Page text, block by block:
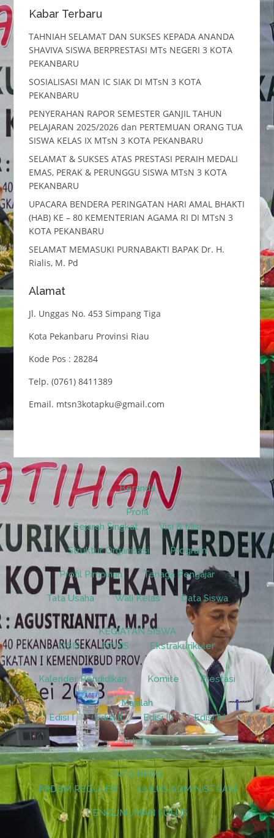
Kabar Terbaru
TAHNIAH SELAMAT DAN SUKSES KEPADA ANANDA
SHAVIVA SISWA BERPRESTASI MTs NEGERI 3 KOTA
PEKANBARU
SOSIALISASI MAN IC SIAK DI MTsN 3 KOTA
PEKANBARU
PENYERAHAN RAPOR SEMESTER GANJIL TAHUN
PELAJARAN 2025/2026 dan PERTEMUAN ORANG TUA
SISWA KELAS IX MTsN 3 KOTA PEKANBARU
SELAMAT & SUKSES ATAS PRESTASI PERAIH MEDALI
EMAS, PERAK & PERUNGGU SISWA MTsN 3 KOTA
PEKANBARU
UPACARA BENDERA PERINGATAN HARI AMAL BHAKTI
(HAB) KE – 80 KEMENTERIAN AGAMA RI DI MTsN 3
KOTA PEKANBARU
SELAMAT MEMASUKI PURNABAKTI BAPAK Dr. H.
Rialis, M. Pd
Alamat
Jl. Unggas No. 453 Simpang Tiga
Kota Pekanbaru Provinsi Riau
Kode Pos : 28284
Telp. (0761) 8411389
Email. mtsn3kotapku@gmail.com
Beranda
Profil
Sejarah Singkat
Visi & Misi
Struktur Organisasi Program
Profil Pimpinan Tenaga Pengajar
Tata Usaha Wali Kelas Data Siswa
KEGIATAN SISWA
OSIS
ROHIS Ekstrakurikuler
Kalender Pendidikan Komite Prestasi
Majalah
Edisi I
Edisi II Edisi III Edisi IV
Edisi V
INFO PPDB
PPDBM REGULER
LULUS ADMINISTRASI
PENGUMUMAN LULUS